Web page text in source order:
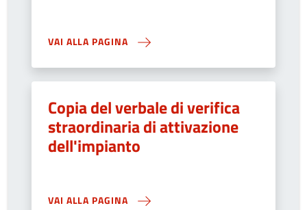
VAI ALLA PAGINA
Copia del verbale di verifica
straordinaria di attivazione
dell'impianto
VAI ALLA PAGINA